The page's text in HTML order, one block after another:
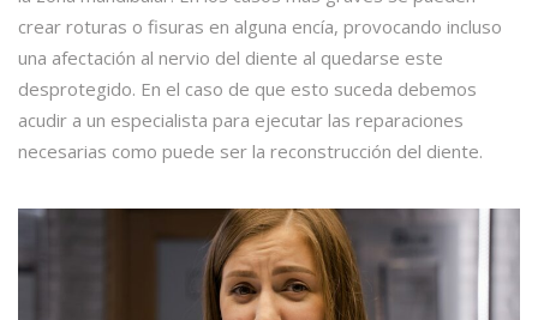
crear roturas o fisuras en alguna encía, provocando incluso
una afectación al nervio del diente al quedarse este
desprotegido. En el caso de que esto suceda debemos
acudir a un especialista para ejecutar las reparaciones
necesarias como puede ser la reconstrucción del diente.